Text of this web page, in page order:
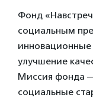
Фонд
социальным
инновационные
улучшение
Миссия фонда
социальные